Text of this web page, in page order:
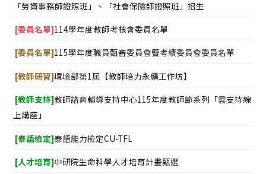
「勞資事務師證照班」、「社會保險師證照班」招生
[委員名單]114學年度教師考核會委員名單
[委員名單]115學年度職員甄審委員會暨考績委員會委員名單
[教師研習]環境部第1屆【教師培力永續工作坊】
[教師支持]教師諮商輔導支持中心115年度教師節系列「雲支持線
上講座」
[泰語檢定]泰語能力檢定CU-TFL
[人才培育]中研院生命科學人才培育計畫甄選